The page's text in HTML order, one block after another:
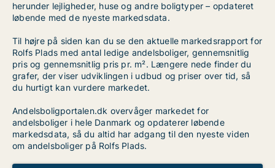
herunder lejligheder, huse og andre boligtyper – opdateret
løbende med de nyeste markedsdata.
Til højre på siden kan du se den aktuelle markedsrapport for
Rolfs Plads med antal ledige andelsboliger, gennemsnitlig
pris og gennemsnitlig pris pr. m². Længere nede finder du
grafer, der viser udviklingen i udbud og priser over tid, så
du hurtigt kan vurdere markedet.
Andelsboligportalen.dk overvåger markedet for
andelsboliger i hele Danmark og opdaterer løbende
markedsdata, så du altid har adgang til den nyeste viden
om andelsboliger på Rolfs Plads.